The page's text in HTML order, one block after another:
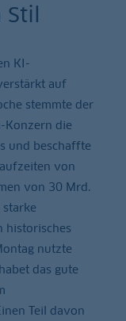
KI-
auf
stemmte der
Konzern die
und beschaffte
von
von 30 Mrd.
starke
historisches
nutzte
das gute
Teil davon